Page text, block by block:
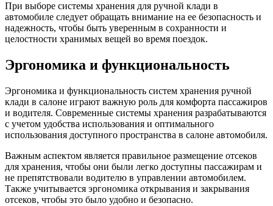
При выборе системы хранения для ручной клади в
автомобиле следует обращать внимание на ее безопасность и
надежность, чтобы быть уверенным в сохранности и
целостности хранимых вещей во время поездок.
Эргономика и функциональность
Эргономика и функциональность систем хранения ручной
клади в салоне играют важную роль для комфорта пассажиров
и водителя. Современные системы хранения разрабатываются
с учетом удобства использования и оптимального
использования доступного пространства в салоне автомобиля.
Важным аспектом является правильное размещение отсеков
для хранения, чтобы они были легко доступны пассажирам и
не препятствовали водителю в управлении автомобилем.
Также учитывается эргономика открывания и закрывания
отсеков, чтобы это было удобно и безопасно.